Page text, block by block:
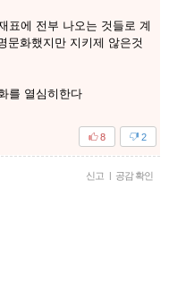
표에 전부 나오는 것들로 계
문화했지만 지키제 않은것
를 열심히한다
2
8
신고 | 공감 확인